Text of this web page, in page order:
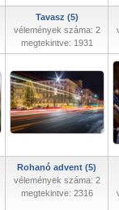
Tavasz (5)
vélemények száma: 2
megtekintve: 1931
Rohanó advent (5)
vélemények száma: 2
megtekintve: 2316